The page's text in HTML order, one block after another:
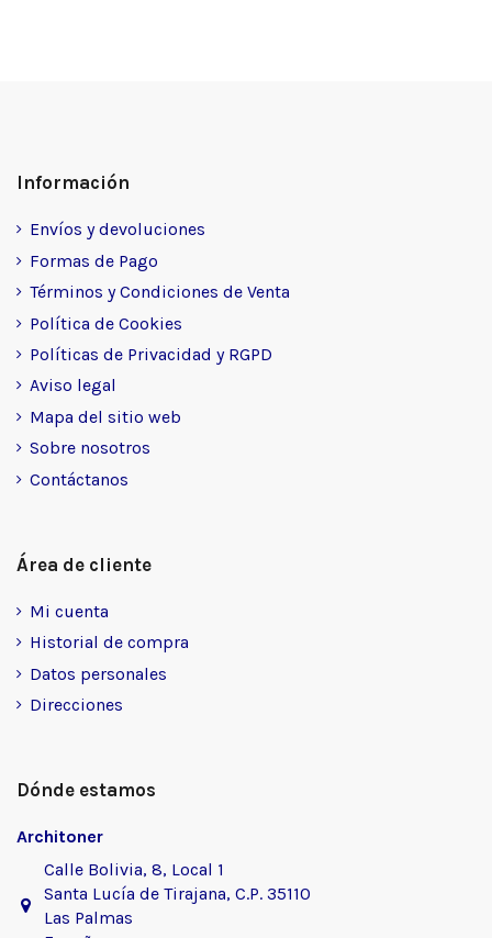
Información
Envíos y devoluciones
Formas de Pago
Términos y Condiciones de Venta
Política de Cookies
Políticas de Privacidad y RGPD
Aviso legal
Mapa del sitio web
Sobre nosotros
Contáctanos
Área de cliente
Mi cuenta
Historial de compra
Datos personales
Direcciones
Dónde estamos
Architoner
Calle Bolivia, 8, Local 1
Santa Lucía de Tirajana, C.P. 35110
Las Palmas